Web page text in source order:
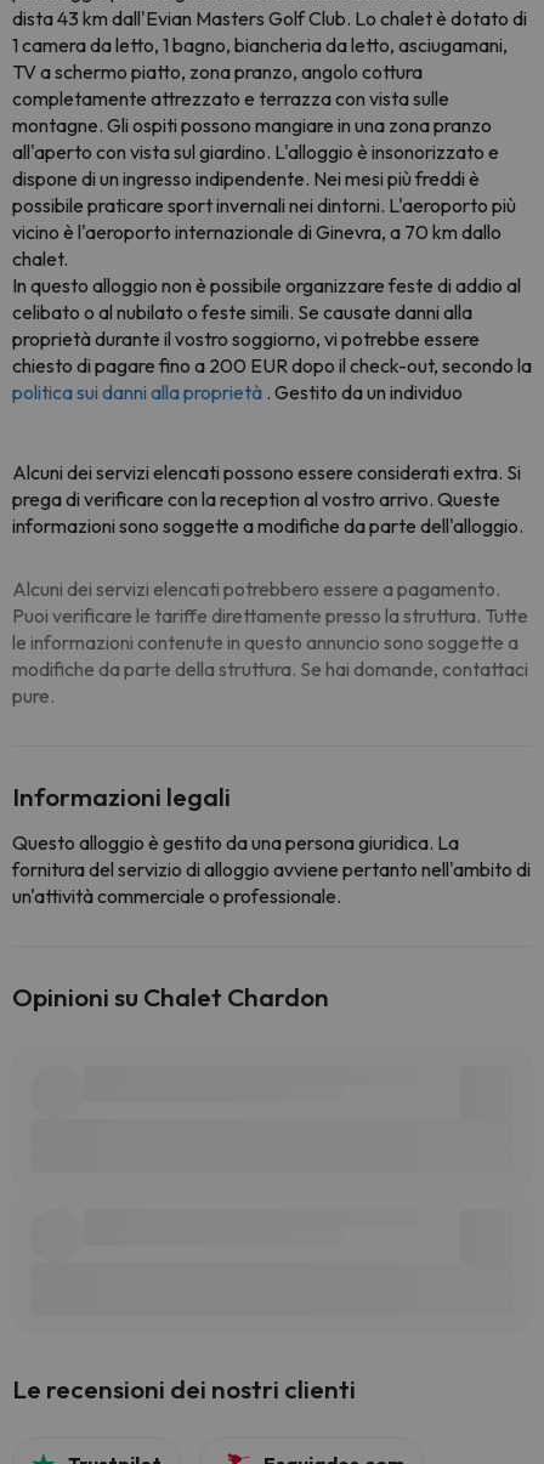
dista 43 km dall'Evian Masters Golf Club. Lo chalet è dotato di
1 camera da letto, 1 bagno, biancheria da letto, asciugamani,
TV a schermo piatto, zona pranzo, angolo cottura
completamente attrezzato e terrazza con vista sulle
montagne. Gli ospiti possono mangiare in una zona pranzo
all'aperto con vista sul giardino. L'alloggio è insonorizzato e
dispone di un ingresso indipendente. Nei mesi più freddi è
possibile praticare sport invernali nei dintorni. L'aeroporto più
vicino è l'aeroporto internazionale di Ginevra, a 70 km dallo
chalet.
In questo alloggio non è possibile organizzare feste di addio al
celibato o al nubilato o feste simili. Se causate danni alla
proprietà durante il vostro soggiorno, vi potrebbe essere
chiesto di pagare fino a 200 EUR dopo il check-out, secondo la
politica sui danni alla proprietà . Gestito da un individuo
Alcuni dei servizi elencati possono essere considerati extra. Si
prega di verificare con la reception al vostro arrivo. Queste
informazioni sono soggette a modifiche da parte dell'alloggio.
Alcuni dei servizi elencati potrebbero essere a pagamento.
Puoi verificare le tariffe direttamente presso la struttura. Tutte
le informazioni contenute in questo annuncio sono soggette a
modifiche da parte della struttura. Se hai domande, contattaci
pure.
Informazioni legali
Questo alloggio è gestito da una persona giuridica. La
fornitura del servizio di alloggio avviene pertanto nell'ambito di
un'attività commerciale o professionale.
Opinioni su Chalet Chardon
Le recensioni dei nostri clienti